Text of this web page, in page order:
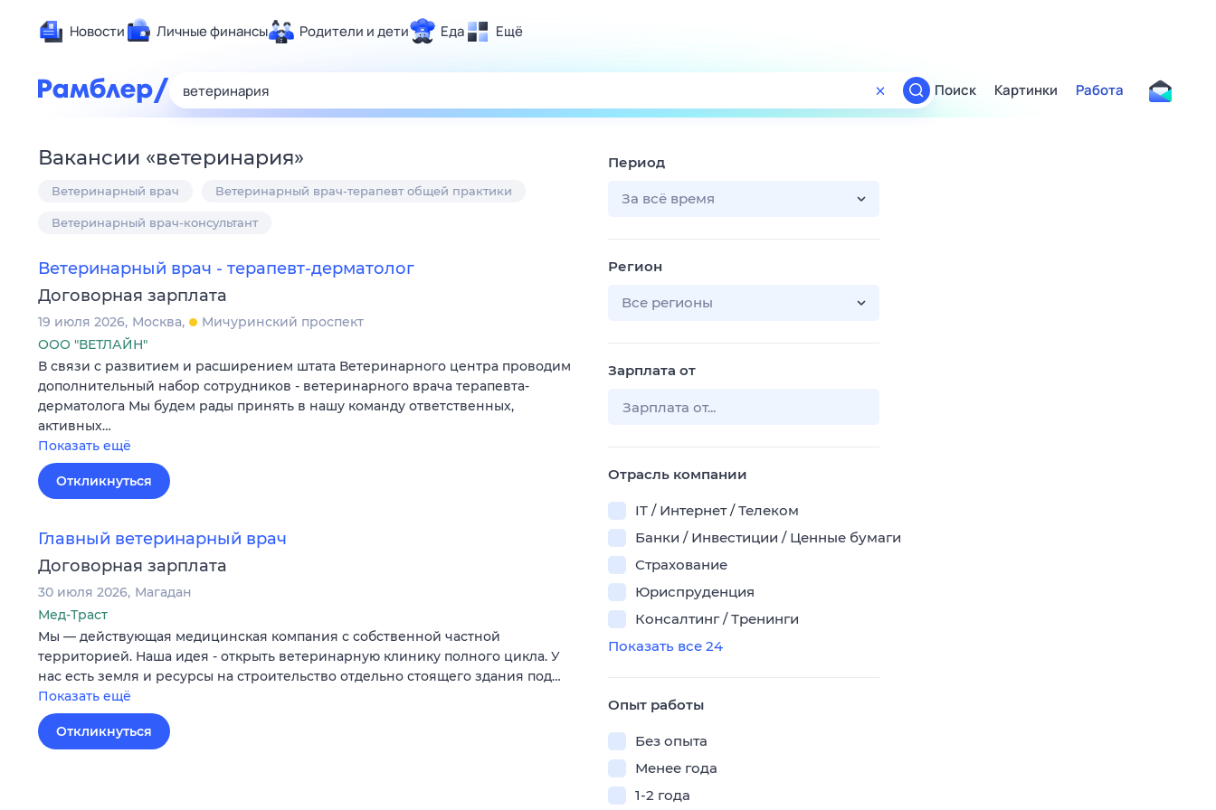
Новости Личные финансы Родители и дети Еда Ещё
Развлечения и отдых
Карьера
Жизненные ситуации
Гороскопы
Поиск
ТВ-программа
Поиск Картинки Работа
Вакансии «ветеринария»
Ветеринарный врач Ветеринарный врач-терапевт общей практики
Ветеринарный врач-консультант
Ветеринарный врач - терапевт-дерматолог
Договорная зарплата
19 июля 2026 Москва
Мичуринский проспект
ООО "ВЕТЛАЙН"
В связи с развитием и расширением штата Ветеринарного центра проводим
дополнительный набор сотрудников - ветеринарного врача терапевта-
дерматолога Мы будем рады принять в нашу команду ответственных,
активных…
Показать ещё
Откликнуться
Главный ветеринарный врач
Договорная зарплата
30 июля 2026 Магадан
Мед-Траст
Мы — действующая медицинская компания с собственной частной
территорией. Наша идея - открыть ветеринарную клинику полного цикла. У
нас есть земля и ресурсы на строительство отдельно стоящего здания под…
Показать ещё
Откликнуться
Период
За всё время
Регион
Все регионы
Зарплата от
Отрасль компании
IT / Интернет / Телеком
Банки / Инвестиции / Ценные бумаги
Страхование
Юриспруденция
Консалтинг / Тренинги
Показать все 24
Опыт работы
Без опыта
Менее года
1-2 года